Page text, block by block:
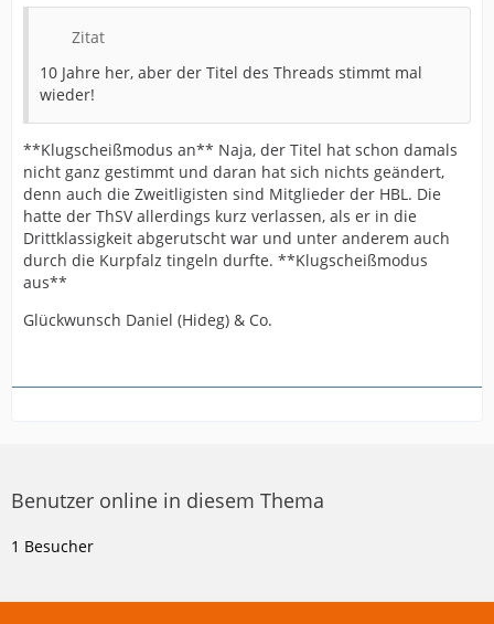
Zitat
10 Jahre her, aber der Titel des Threads stimmt mal
wieder!
**Klugscheißmodus an** Naja, der Titel hat schon damals
nicht ganz gestimmt und daran hat sich nichts geändert,
denn auch die Zweitligisten sind Mitglieder der HBL. Die
hatte der ThSV allerdings kurz verlassen, als er in die
Drittklassigkeit abgerutscht war und unter anderem auch
durch die Kurpfalz tingeln durfte. **Klugscheißmodus
aus**
Glückwunsch Daniel (Hideg) & Co.
Benutzer online in diesem Thema
1 Besucher